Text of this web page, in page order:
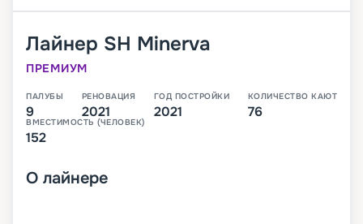
Лайнер SH Minerva
ПРЕМИУМ
ПАЛУБЫ
9
РЕНОВАЦИЯ
2021
ГОД ПОСТРОЙКИ
2021
КОЛИЧЕСТВО КАЮТ
76
ВМЕСТИМОСТЬ (ЧЕЛОВЕК)
152
О лайнере